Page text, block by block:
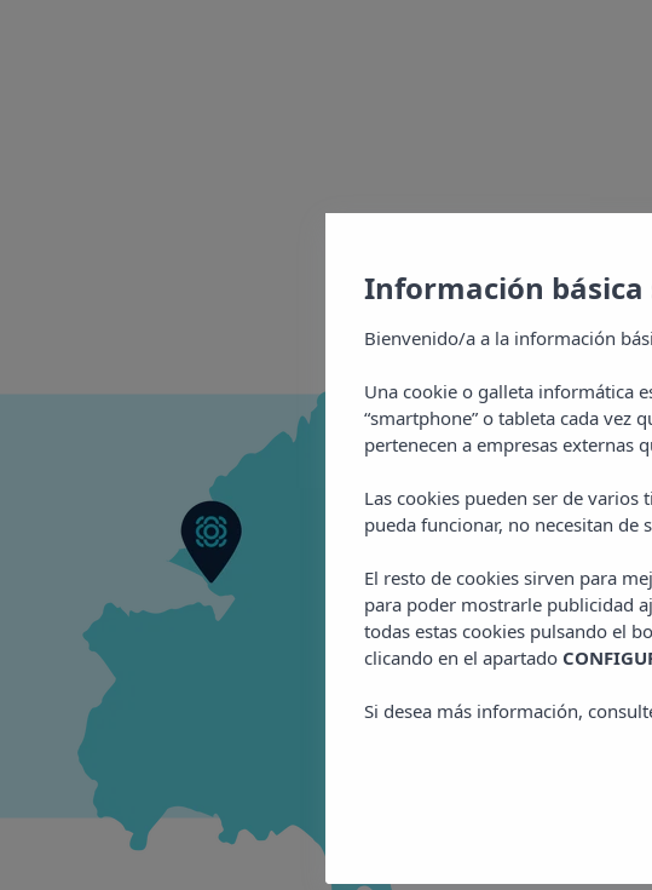
Información básica
Bienvenido/a a la información
Una cookie o galleta informática
“smartphone” o tableta cada vez
pertenecen a empresas externas
Las cookies pueden ser de varios
pueda funcionar, no necesitan de
El resto de cookies sirven para
para poder mostrarle publicidad
todas estas cookies pulsando el
clicando en el apartado
Si desea más información,